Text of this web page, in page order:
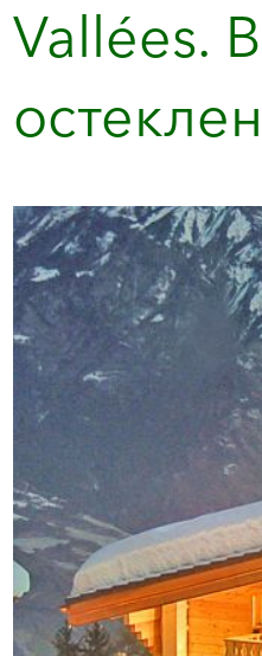
Vallées.